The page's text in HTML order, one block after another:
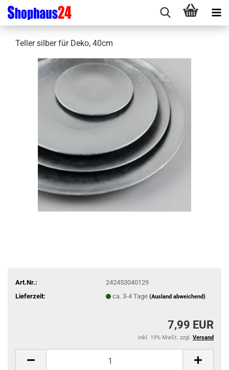
Teller silber für Deko, 40cm
Art.Nr.:
242453040129
Lieferzeit:
ca. 3-4 Tage (Ausland abweichend)
7,99 EUR
inkl. 19% MwSt. zzgl. Versand